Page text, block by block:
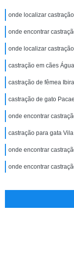
onde localizar
onde encontrar
onde localizar
castração em cães
castração de fêmea
castração de gato
onde encontrar
castração para gata
onde encontrar
onde encontrar